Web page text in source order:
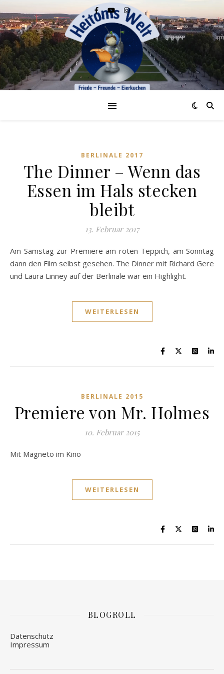
BERLINALE 2017
The Dinner – Wenn das
Essen im Hals stecken
bleibt
13. Februar 2017
Am Samstag zur Premiere am roten Teppich, am Sonntag
dann den Film selbst gesehen. The Dinner mit Richard Gere
und Laura Linney auf der Berlinale war ein Highlight.
WEITERLESEN
BERLINALE 2015
Premiere von Mr. Holmes
10. Februar 2015
Mit Magneto im Kino
WEITERLESEN
BLOGROLL
Datenschutz
Impressum